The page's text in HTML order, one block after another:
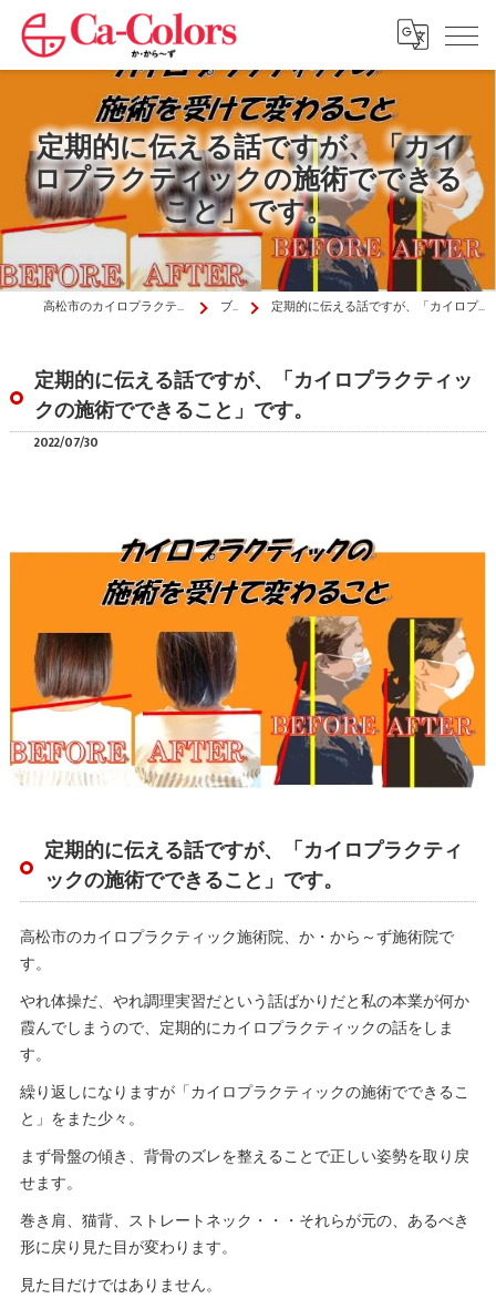
定期的に伝える話ですが、「カイ
ロプラクティックの施術でできる
こと」です。
高松市のカイロプラクティックはか・から～ず施術院 ブログ 定期的に伝える話ですが、「カイロプラクティックの施術でできること」です。
定期的に伝える話ですが、「カイロプラクティッ
クの施術でできること」です。
2022/07/30
定期的に伝える話ですが、「カイロプラクティ
ックの施術でできること」です。
高松市のカイロプラクティック施術院、か・から～ず施術院で
す。
やれ体操だ、やれ調理実習だという話ばかりだと私の本業が何か
霞んでしまうので、定期的にカイロプラクティックの話をしま
す。
繰り返しになりますが「カイロプラクティックの施術でできるこ
と」をまた少々。
まず骨盤の傾き、背骨のズレを整えることで正しい姿勢を取り戻
せます。
巻き肩、猫背、ストレートネック・・・それらが元の、あるべき
形に戻り見た目が変わります。
見た目だけではありません。